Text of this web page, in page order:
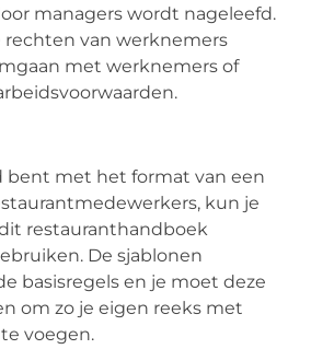
managers wordt nageleefd.
van werknemers
met werknemers of
bent met het format van een
kun je
restauranthandboek
De sjablonen
basisregels en je moet deze
om zo je eigen reeks met
voegen.